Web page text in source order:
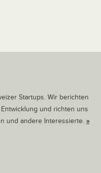
Startups. Wir berichten
und richten uns
und andere Interessierte. »